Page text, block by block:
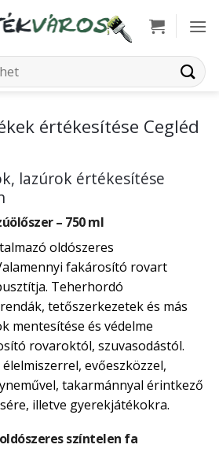
értékesítése Cegléd
lazúrok értékesítése
– 750 ml
oldószeres
fakárosító rovart
Teherhordó
tetőszerkezetek és más
mentesítése és védelme
rovaroktól, szuvasodástól.
evőeszközzel,
takarmánnyal érintkező
illetve gyerekjátékokra.
színtelen fa